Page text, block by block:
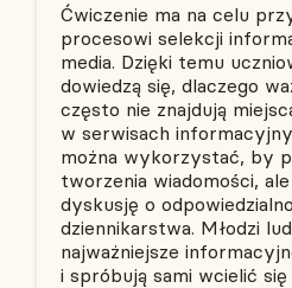
Ćwiczenie ma na celu
procesowi selekcji
media. Dzięki temu
dowiedzą się, dlaczego
często nie znajdują
w serwisach
można wykorzystać, by
tworzenia wiadomości,
dyskusję o
dziennikarstwa. Młodzi
najważniejsze
i spróbują sami wcielić